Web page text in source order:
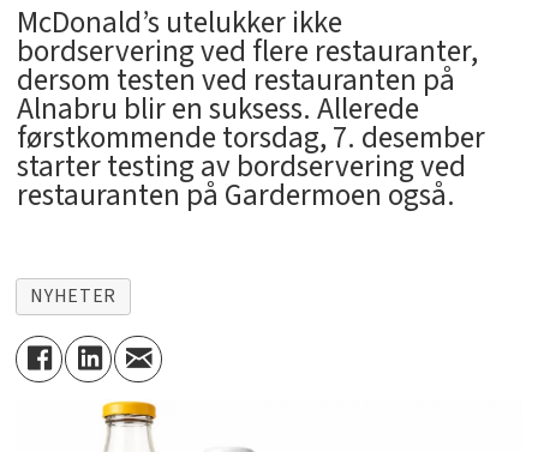
McDonald’s utelukker ikke
bordservering ved flere restauranter,
dersom testen ved restauranten på
Alnabru blir en suksess. Allerede
førstkommende torsdag, 7. desember
starter testing av bordservering ved
restauranten på Gardermoen også.
NYHETER